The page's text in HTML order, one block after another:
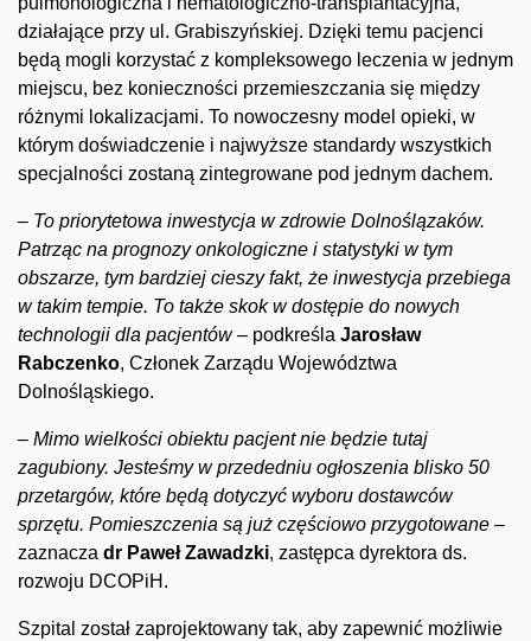
działające przy ul. Grabiszyńskiej. Dzięki temu pacjenci
będą mogli korzystać z kompleksowego leczenia w jednym
miejscu, bez konieczności przemieszczania się między
różnymi lokalizacjami. To nowoczesny model opieki, w
którym doświadczenie i najwyższe standardy wszystkich
specjalności zostaną zintegrowane pod jednym dachem.
– To priorytetowa inwestycja w zdrowie Dolnoślązaków.
Patrząc na prognozy onkologiczne i statystyki w tym
obszarze, tym bardziej cieszy fakt, że inwestycja przebiega
w takim tempie. To także skok w dostępie do nowych
technologii dla pacjentów – podkreśla Jarosław
Rabczenko, Członek Zarządu Województwa
Dolnośląskiego.
– Mimo wielkości obiektu pacjent nie będzie tutaj
zagubiony. Jesteśmy w przededniu ogłoszenia blisko 50
przetargów, które będą dotyczyć wyboru dostawców
sprzętu. Pomieszczenia są już częściowo przygotowane –
zaznacza dr Paweł Zawadzki, zastępca dyrektora ds.
rozwoju DCOPiH.
Szpital został zaprojektowany tak, aby zapewnić możliwie